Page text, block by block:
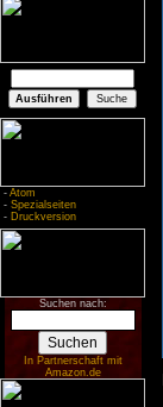
- Atom
- Spezialseiten
- Druckversion
Suchen nach:
In Partnerschaft mit
Amazon.de